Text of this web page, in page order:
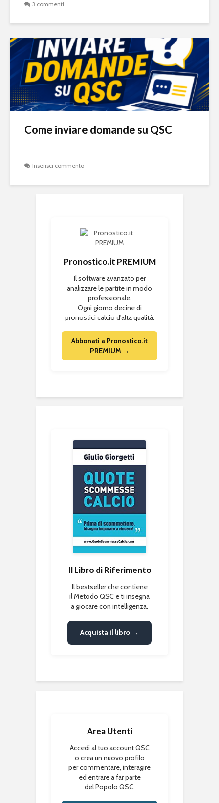
3 commenti
Come inviare domande su QSC
Inserisci commento
Pronostico.it PREMIUM
Il software avanzato per
analizzare le partite in modo
professionale.
Ogni giorno decine di
pronostici calcio d'alta qualità.
Abbonati a Pronostico.it
PREMIUM →
Il Libro di Riferimento
Il bestseller che contiene
il Metodo QSC e ti insegna
a giocare con intelligenza.
Acquista il libro →
Area Utenti
Accedi al tuo account QSC
o crea un nuovo profilo
per commentare, interagire
ed entrare a far parte
del Popolo QSC.